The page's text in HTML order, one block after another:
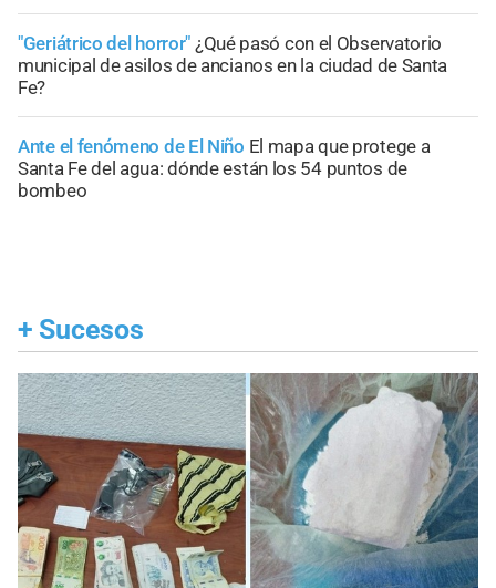
"Geriátrico del horror" ¿Qué pasó con el Observatorio
municipal de asilos de ancianos en la ciudad de Santa
Fe?
Ante el fenómeno de El Niño El mapa que protege a
Santa Fe del agua: dónde están los 54 puntos de
bombeo
+ Sucesos